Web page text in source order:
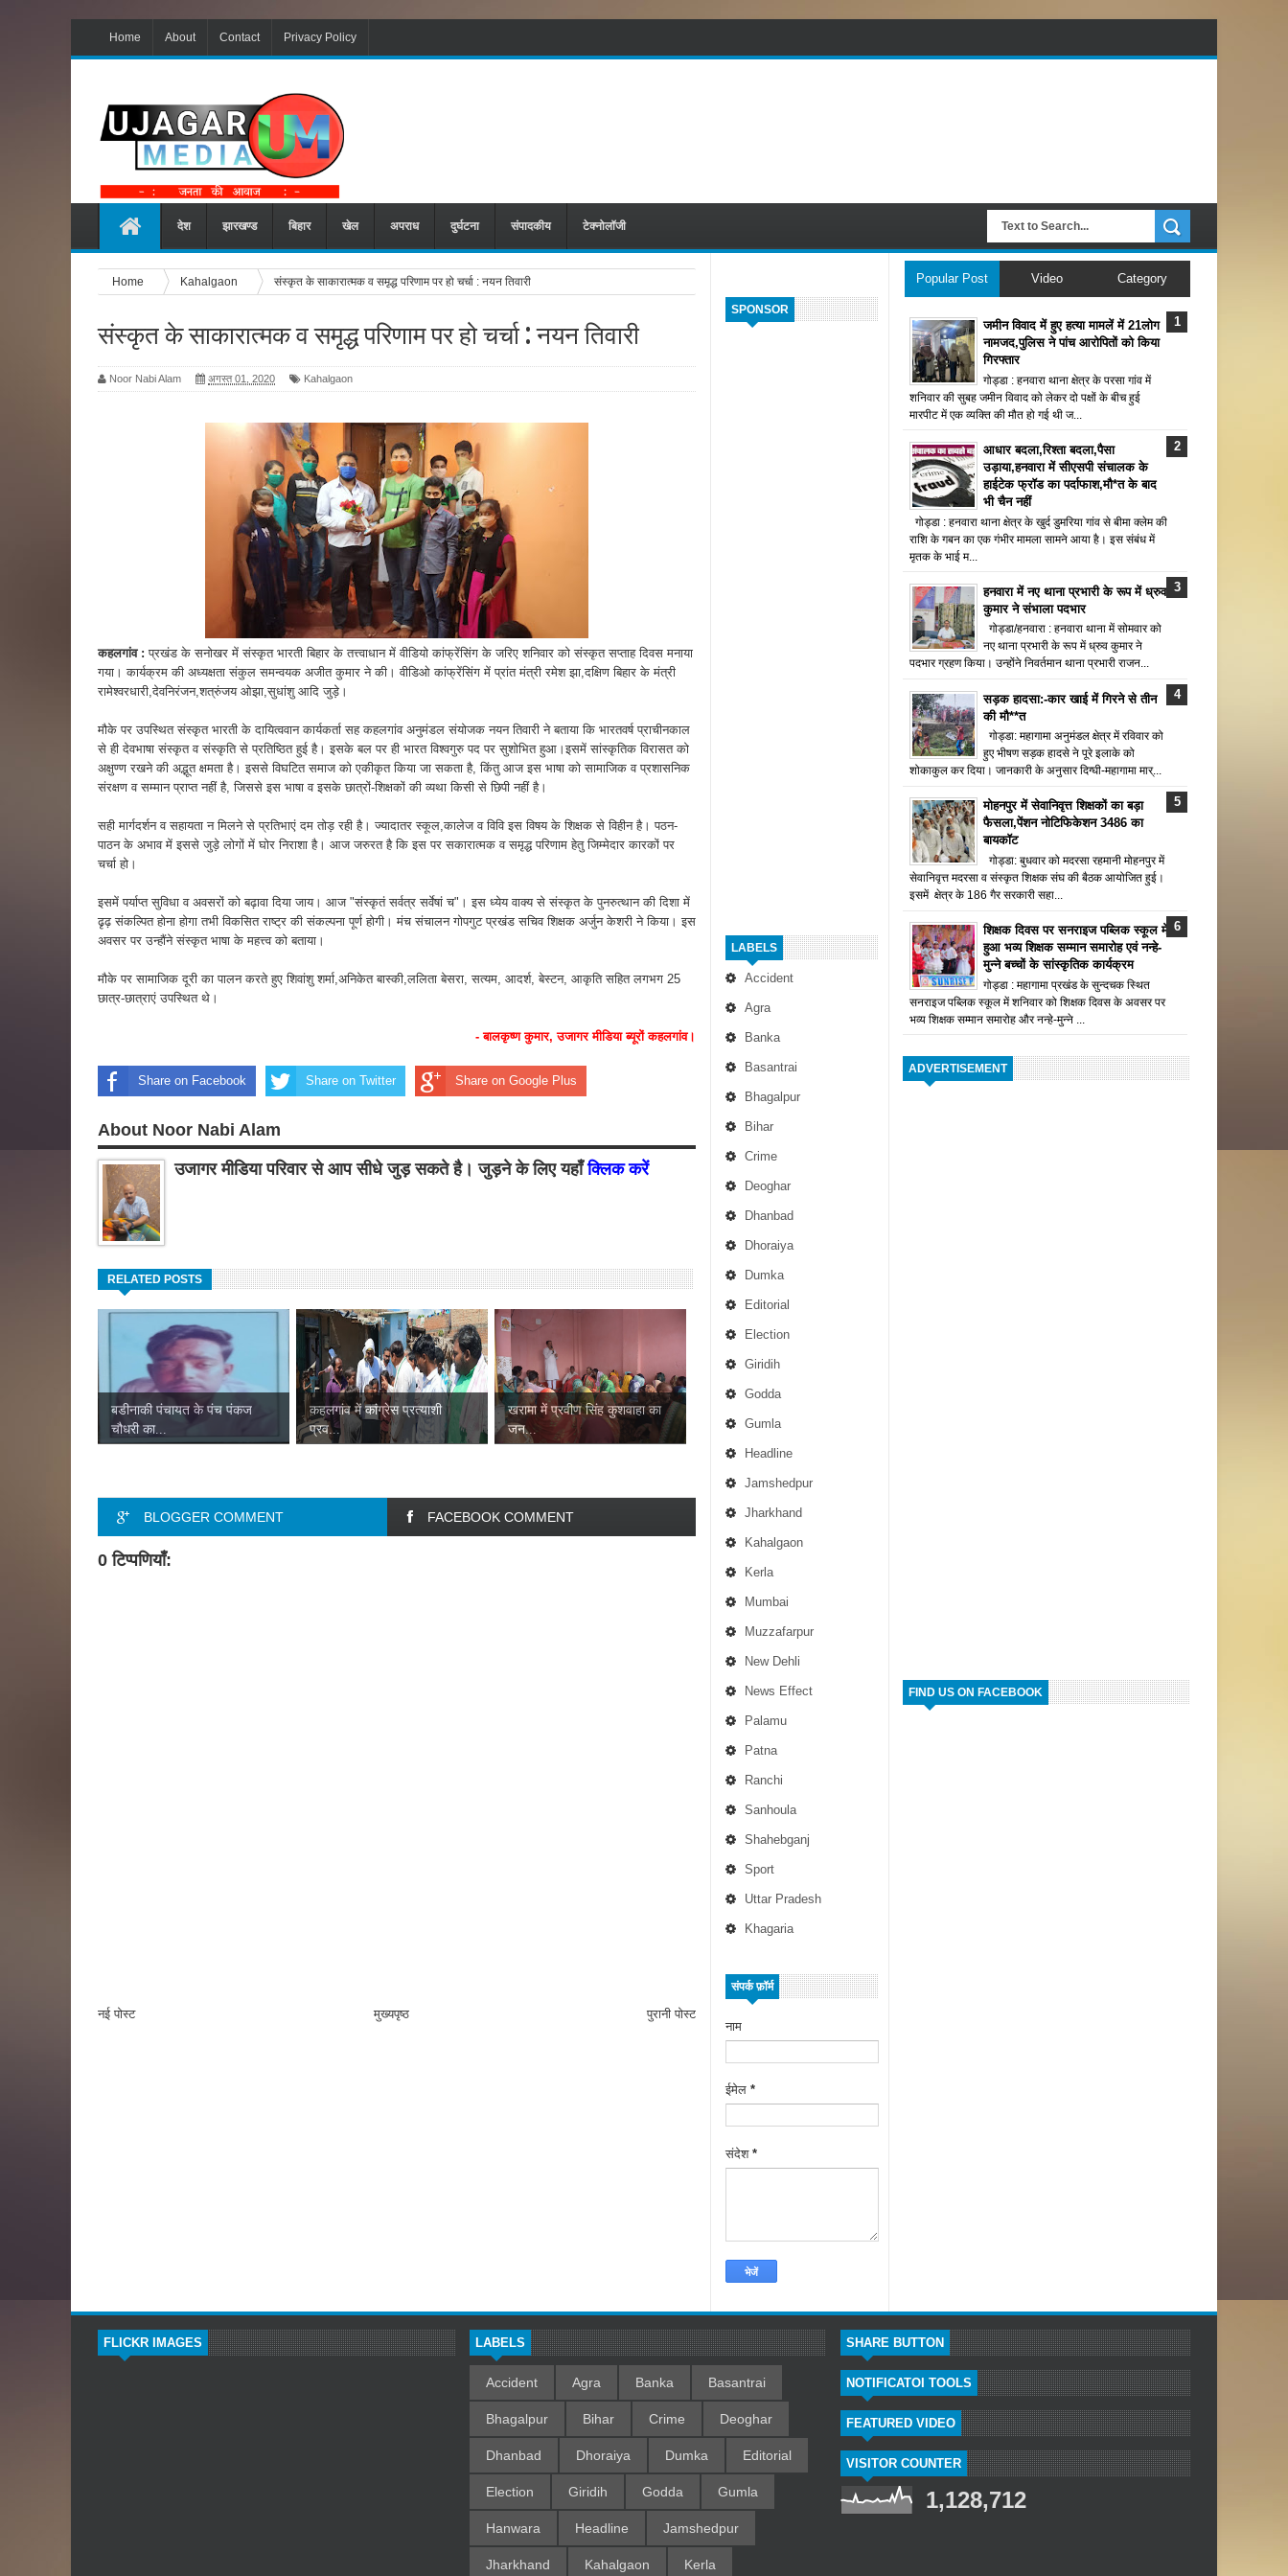
Home About Contact Privacy Policy
देश झारखण्ड बिहार खेल अपराध दुर्घटना संपादकीय टेक्नोलॉजी
SPONSOR
LABELS
Accident
Agra
Banka
Basantrai
Bhagalpur
Bihar
Crime
Deoghar
Dhanbad
Dhoraiya
Dumka
Editorial
Election
Giridih
Godda
Gumla
Headline
Jamshedpur
Jharkhand
Kahalgaon
Kerla
Mumbai
Muzzafarpur
New Dehli
News Effect
Palamu
Patna
Ranchi
Sanhoula
Shahebganj
Sport
Uttar Pradesh
Khagaria
संपर्क फ़ॉर्म
नाम
ईमेल *
संदेश *
Home Kahalgaon संस्कृत के साकारात्मक व समृद्ध परिणाम पर हो चर्चा : नयन तिवारी
संस्कृत के साकारात्मक व समृद्ध परिणाम पर हो चर्चा : नयन तिवारी
Noor Nabi Alam अगस्त 01, 2020 Kahalgaon
कहलगांव : प्रखंड के सनोखर में संस्कृत भारती बिहार के तत्त्वाधान में वीडियो कांफ्रेंसिंग के जरिए शनिवार को संस्कृत सप्ताह दिवस मनाया
गया। कार्यक्रम की अध्यक्षता संकुल समन्वयक अजीत कुमार ने की। वीडिओ कांफ्रेंसिंग में प्रांत मंत्री रमेश झा,दक्षिण बिहार के मंत्री
रामेश्वरधारी,देवनिरंजन,शत्रुंजय ओझा,सुधांशु आदि जुड़े।
मौके पर उपस्थित संस्कृत भारती के दायित्ववान कार्यकर्ता सह कहलगांव अनुमंडल संयोजक नयन तिवारी ने बताया कि भारतवर्ष प्राचीनकाल
से ही देवभाषा संस्कृत व संस्कृति से प्रतिष्ठित हुई है। इसके बल पर ही भारत विश्वगुरु पद पर सुशोभित हुआ।इसमें सांस्कृतिक विरासत को
अक्षुण्ण रखने की अद्भूत क्षमता है। इससे विघटित समाज को एकीकृत किया जा सकता है, किंतु आज इस भाषा को सामाजिक व प्रशासनिक
संरक्षण व सम्मान प्राप्त नहीं है, जिससे इस भाषा व इसके छात्रों-शिक्षकों की व्यथा किसी से छिपी नहीं है।
सही मार्गदर्शन व सहायता न मिलने से प्रतिभाएं दम तोड़ रही है। ज्यादातर स्कूल,कालेज व विवि इस विषय के शिक्षक से विहीन है। पठन-
पाठन के अभाव में इससे जुड़े लोगों में घोर निराशा है। आज जरुरत है कि इस पर सकारात्मक व समृद्ध परिणाम हेतु जिम्मेदार कारकों पर
चर्चा हो।
इसमें पर्याप्त सुविधा व अवसरों को बढ़ावा दिया जाय। आज "संस्कृतं सर्वत्र सर्वेषां च"। इस ध्येय वाक्य से संस्कृत के पुनरुत्थान की दिशा में
ढृढ़ संकल्पित होना होगा तभी विकसित राष्ट्र की संकल्पना पूर्ण होगी। मंच संचालन गोपगुट प्रखंड सचिव शिक्षक अर्जुन केशरी ने किया। इस
अवसर पर उन्हौंने संस्कृत भाषा के महत्त्व को बताया।
मौके पर सामाजिक दूरी का पालन करते हुए शिवांशु शर्मा,अनिकेत बास्की,ललिता बेसरा, सत्यम, आदर्श, बेस्टन, आकृति सहित लगभग 25
छात्र-छात्राएं उपस्थित थे।
- बालकृष्ण कुमार, उजागर मीडिया ब्यूरों कहलगांव।
Share on Facebook Share on Twitter Share on Google Plus
About Noor Nabi Alam
उजागर मीडिया परिवार से आप सीधे जुड़ सकते है। जुड़ने के लिए यहाँक्लिक करें
RELATED POSTS
बडीनाकी पंचायत के पंच पंकज
चौधरी का...
कहलगांव में कांग्रेस प्रत्याशी
प्रव...
खरामा में प्रवीण सिंह कुशवाहा का
जन...
BLOGGER COMMENT FACEBOOK COMMENT
0 टिप्पणियाँ:
नई पोस्ट पुरानी पोस्ट
मुख्यपृष्ठ
Popular Post Video Category
जमीन विवाद में हुए हत्या मामलें में 21लोग
नामजद,पुलिस ने पांच आरोपितों को किया
गिरफ्तार
गोड्डा : हनवारा थाना क्षेत्र के परसा गांव में
शनिवार की सुबह जमीन विवाद को लेकर दो पक्षों के बीच हुई
मारपीट में एक व्यक्ति की मौत हो गई थी ज...
आधार बदला,रिश्ता बदला,पैसा
उड़ाया,हनवारा में सीएसपी संचालक के
हाईटेक फ्रॉड का पर्दाफाश,मौ*त के बाद
भी चैन नहीं
गोड्डा : हनवारा थाना क्षेत्र के खुर्द डुमरिया गांव से बीमा क्लेम की
राशि के गबन का एक गंभीर मामला सामने आया है। इस संबंध में
मृतक के भाई म...
हनवारा में नए थाना प्रभारी के रूप में ध्रुव
कुमार ने संभाला पदभार
गोड्डा/हनवारा : हनवारा थाना में सोमवार को
नए थाना प्रभारी के रूप में ध्रुव कुमार ने
पदभार ग्रहण किया। उन्होंने निवर्तमान थाना प्रभारी राजन...
सड़क हादसा:-कार खाई में गिरने से तीन
की मौ**त
गोड्डा: महागामा अनुमंडल क्षेत्र में रविवार को
हुए भीषण सड़क हादसे ने पूरे इलाके को
शोकाकुल कर दिया। जानकारी के अनुसार दिग्घी-महागामा मार्...
मोहनपुर में सेवानिवृत्त शिक्षकों का बड़ा
फैसला,पेंशन नोटिफिकेशन 3486 का
बायकॉट
गोड्डा: बुधवार को मदरसा रहमानी मोहनपुर में
सेवानिवृत्त मदरसा व संस्कृत शिक्षक संघ की बैठक आयोजित हुई।
इसमें क्षेत्र के 186 गैर सरकारी सहा...
शिक्षक दिवस पर सनराइज पब्लिक स्कूल में
हुआ भव्य शिक्षक सम्मान समारोह एवं नन्हे-
मुन्ने बच्चों के सांस्कृतिक कार्यक्रम
गोड्डा : महागामा प्रखंड के सुन्दचक स्थित
सनराइज पब्लिक स्कूल में शनिवार को शिक्षक दिवस के अवसर पर
भव्य शिक्षक सम्मान समारोह और नन्हे-मुन्ने ...
ADVERTISEMENT
FIND US ON FACEBOOK
FLICKR IMAGES LABELS
Accident Agra Banka Basantrai
Bhagalpur Bihar Crime Deoghar
Dhanbad Dhoraiya Dumka Editorial
Election Giridih Godda Gumla
Hanwara Headline Jamshedpur
Jharkhand Kahalgaon Kerla
SHARE BUTTON
NOTIFICATOI TOOLS
FEATURED VIDEO
VISITOR COUNTER
1,128,712